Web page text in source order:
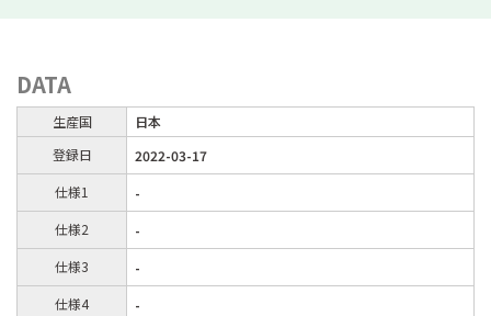
DATA
生産国
日本
登録日
2022-03-17
仕様1
-
仕様2
-
仕様3
-
仕様4
-